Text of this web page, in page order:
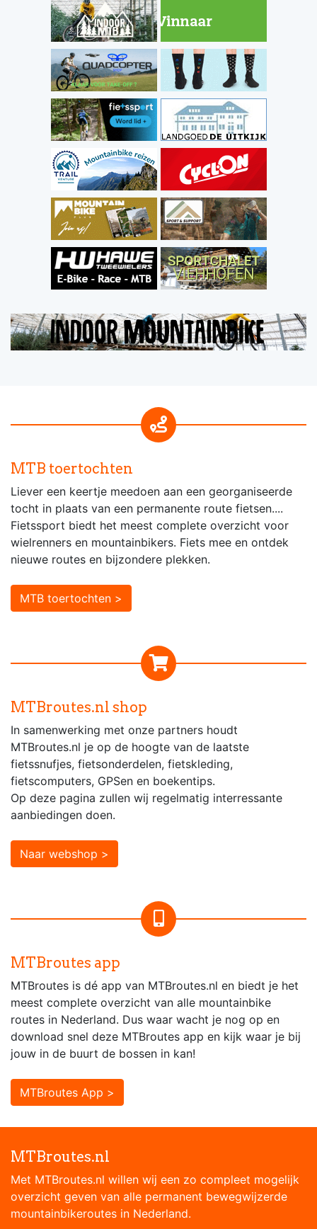
MTB toertochten
Liever een keertje meedoen aan een georganiseerde
tocht in plaats van een permanente route fietsen....
Fietssport biedt het meest complete overzicht voor
wielrenners en mountainbikers. Fiets mee en ontdek
nieuwe routes en bijzondere plekken.
MTB toertochten >
MTBroutes.nl shop
In samenwerking met onze partners houdt
MTBroutes.nl je op de hoogte van de laatste
fietssnufjes, fietsonderdelen, fietskleding,
fietscomputers, GPSen en boekentips.
Op deze pagina zullen wij regelmatig interressante
aanbiedingen doen.
Naar webshop >
MTBroutes app
MTBroutes is dé app van MTBroutes.nl en biedt je het
meest complete overzicht van alle mountainbike
routes in Nederland. Dus waar wacht je nog op en
download snel deze MTBroutes app en kijk waar je bij
jouw in de buurt de bossen in kan!
MTBroutes App >
MTBroutes.nl
Met MTBroutes.nl willen wij een zo compleet mogelijk
overzicht geven van alle permanent bewegwijzerde
mountainbikeroutes in Nederland.